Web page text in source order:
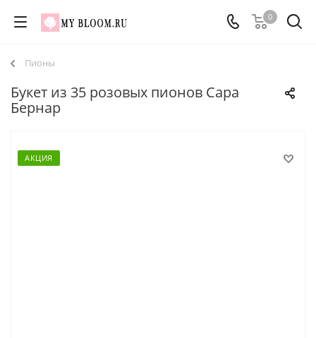
0
Пионы
Букет из 35 розовых пионов Сара
Бернар
АКЦИЯ